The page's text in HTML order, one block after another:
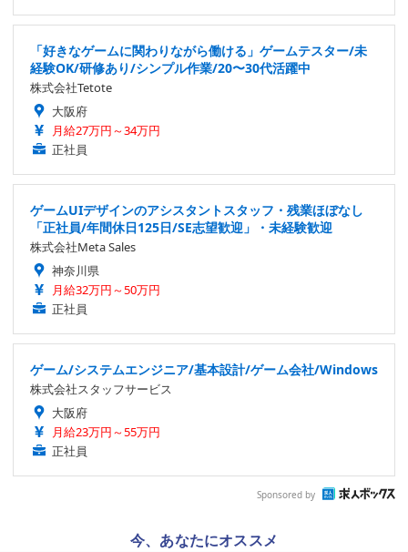
「好きなゲームに関わりながら働ける」ゲームテスター/未
経験OK/研修あり/シンプル作業/20〜30代活躍中
株式会社Tetote
大阪府
月給27万円～34万円
正社員
ゲームUIデザインのアシスタントスタッフ・残業ほぼなし
「正社員/年間休日125日/SE志望歓迎」・未経験歓迎
株式会社Meta Sales
神奈川県
月給32万円～50万円
正社員
ゲーム/システムエンジニア/基本設計/ゲーム会社/Windows
株式会社スタッフサービス
大阪府
月給23万円～55万円
正社員
Sponsored by
今、あなたにオススメ